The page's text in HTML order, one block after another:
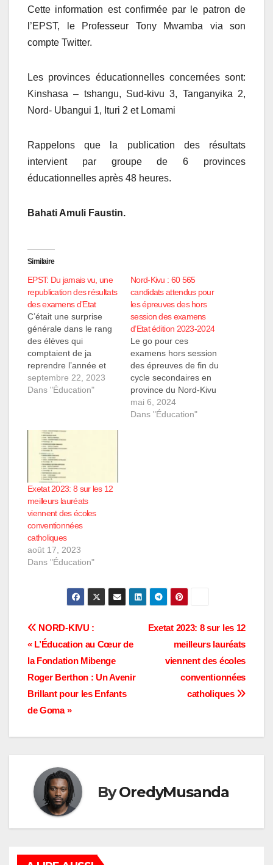
Cette information est confirmée par le patron de
l’EPST, le Professeur Tony Mwamba via son
compte Twitter.
Les provinces éducationnelles concernées sont:
Kinshasa – tshangu, Sud-kivu 3, Tanganyika 2,
Nord- Ubangui 1, Ituri 2 et Lomami
Rappelons que la publication des résultats
intervient par groupe de 6 provinces
éducationnelles après 48 heures.
Bahati Amuli Faustin.
Similaire
EPST: Du jamais vu, une
republication des résultats
des examens d’Etat
C’était une surprise
générale dans le rang
des élèves qui
comptaient de ja
reprendre l’année et
sui on appris qu’ils
venaient de réussir
repris l'année ont été
repêché et ont connus
leurs résultats ce jeudi
21/09/2023. Plusieurs
soirces renseignent
que…
septembre 22, 2023
Dans "Éducation"
Nord-Kivu : 60 565
candidats attendus pour
les épreuves des hors
session des examens
d’Etat édition 2023-2024
Le go pour ces
examens hors session
des épreuves de fin du
cycle secondaires en
province du Nord-Kivu
a été lancé par la Vice
Gouverneur de
mai 6, 2024
Dans "Éducation"
Exetat 2023: 8 sur les 12
meilleurs lauréats
viennent des écoles
conventionnées
catholiques
août 17, 2023
Dans "Éducation"
Navigation
de
l’article
Exetat 2023: 8 sur les 12
meilleurs lauréats
viennent des écoles
conventionnées
catholiques
NORD-KIVU :
« L’Éducation au Cœur de
la Fondation Mibenge
Roger Berthon : Un Avenir
Brillant pour les Enfants
de Goma »
ByOredyMusanda